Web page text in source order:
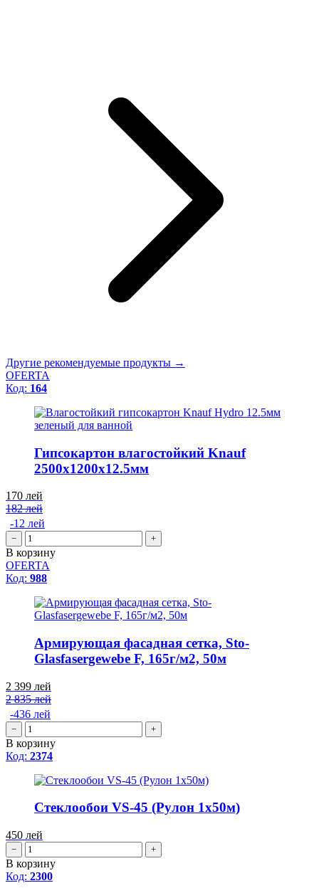
Другие рекомендуемые продукты →
OFERTA
Код: 164
Гипсокартон влагостойкий Knauf
2500x1200x12.5мм
170 лей
182 лей
-12 лей
− +
В корзину
OFERTA
Код: 988
Армирующая фасадная сетка, Sto-
Glasfasergewebe F, 165г/м2, 50м
2 399 лей
2 835 лей
-436 лей
− +
В корзину
Код: 2374
Стеклообои VS-45 (Рулон 1x50м)
450 лей
− +
В корзину
Код: 2300